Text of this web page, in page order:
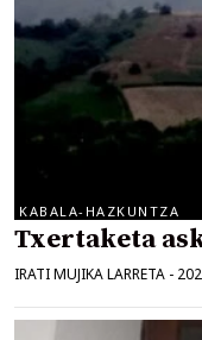
KABALA-HAZKUNTZA
Txertaketa
IRATI MUJIKA LARRETA -